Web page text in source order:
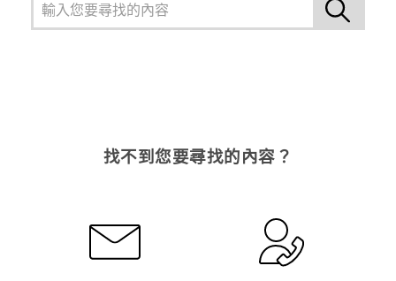
找不到您要尋找的內容？